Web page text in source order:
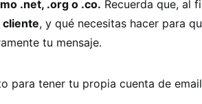
.net, .org o .co. Recuerda que, al
cliente, y qué necesitas hacer para
tu mensaje.
para tener tu propia cuenta de